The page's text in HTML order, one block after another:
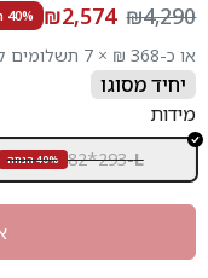
₪4,290
₪2,574 40% הנחה
או כ-368 ₪ × 7 תשלומים ללא ריבית
יחיד מסוגו
מידות
L
-
82*293 40% הנחה